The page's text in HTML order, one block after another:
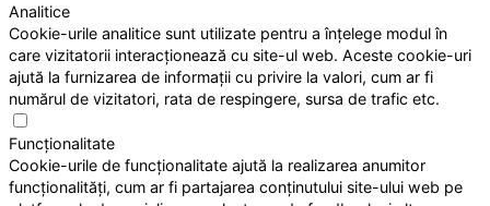
Analitice
Cookie-urile analitice sunt utilizate pentru a înțelege modul în
care vizitatorii interacționează cu site-ul web. Aceste cookie-uri
ajută la furnizarea de informații cu privire la valori, cum ar fi
numărul de vizitatori, rata de respingere, sursa de trafic etc.
Funcționalitate
Cookie-urile de funcționalitate ajută la realizarea anumitor
funcționalități, cum ar fi partajarea conținutului site-ului web pe